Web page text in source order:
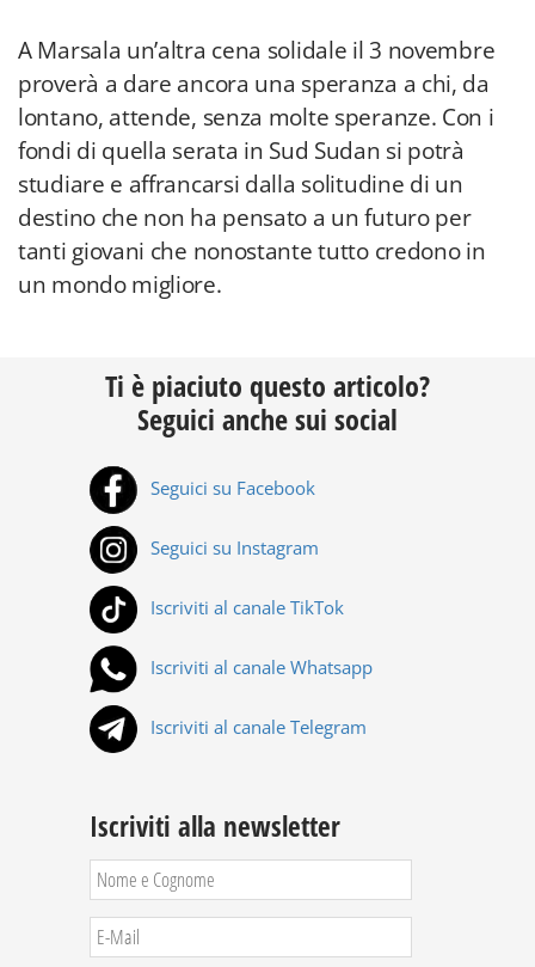
A Marsala un’altra cena solidale il 3 novembre
proverà a dare ancora una speranza a chi, da
lontano, attende, senza molte speranze. Con i
fondi di quella serata in Sud Sudan si potrà
studiare e affrancarsi dalla solitudine di un
destino che non ha pensato a un futuro per
tanti giovani che nonostante tutto credono in
un mondo migliore.
Ti è piaciuto questo articolo?
Seguici anche sui social
Seguici su Facebook
Seguici su Instagram
Iscriviti al canale TikTok
Iscriviti al canale Whatsapp
Iscriviti al canale Telegram
Iscriviti alla newsletter